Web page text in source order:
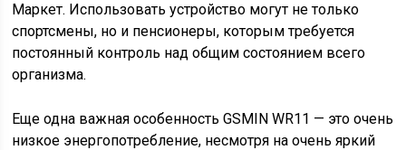
Маркет. Использовать устройство могут не только
спортсмены, но и пенсионеры, которым требуется
постоянный контроль над общим состоянием всего
организма.
Еще одна важная особенность GSMIN WR11 — это очень
низкое энергопотребление, несмотря на очень яркий